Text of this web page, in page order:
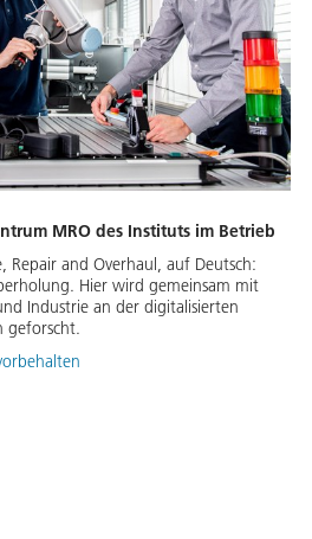
MRO des Instituts im Betrieb
Repair and Overhaul, auf Deutsch:
Hier wird gemeinsam mit
Industrie an der digitalisierten
geforscht.